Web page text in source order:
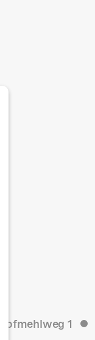
Kofmehlweg 1